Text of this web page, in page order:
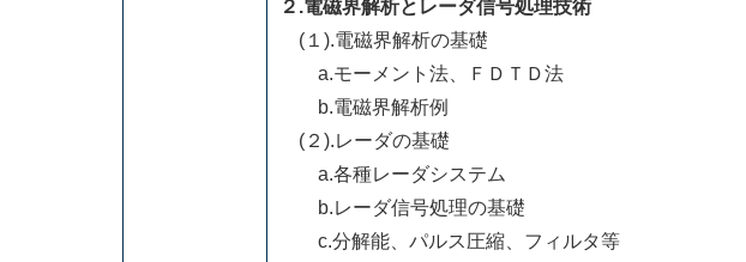
２.電磁界解析とレーダ信号処理技術
(１).電磁界解析の基礎
a.モーメント法、ＦＤＴＤ法
b.電磁界解析例
(２).レーダの基礎
a.各種レーダシステム
b.レーダ信号処理の基礎
c.分解能、パルス圧縮、フィルタ等